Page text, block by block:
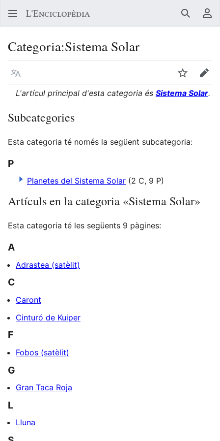
Buscar
Categoria:Sistema Solar
Llegir en un atre idioma Vigilar
L'artícul principal d'esta categoria és Sistema Solar.
Subcategories
Esta categoria té només la següent subcategoria:
P
Planetes del Sistema Solar (2 C, 9 P)
Artículs en la categoria «Sistema Solar»
Esta categoria té les següents 9 pàgines:
A
Adrastea (satèlit)
C
Caront
Cinturó de Kuiper
F
Fobos (satèlit)
G
Gran Taca Roja
L
Lluna